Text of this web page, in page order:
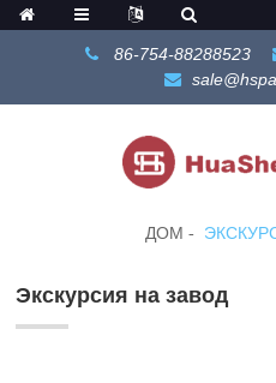
86-754-88288523
ДОМ
Экскурсия на завод